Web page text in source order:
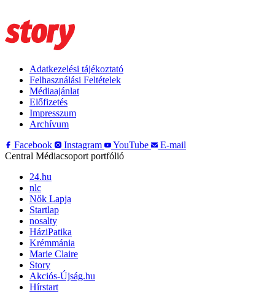
Adatkezelési tájékoztató
Felhasználási Feltételek
Médiaajánlat
Előfizetés
Impresszum
Archívum
Facebook
Instagram YouTube
E-mail
Central Médiacsoport portfólió
24.hu
nlc
Nők Lapja
Startlap
nosalty
HáziPatika
Krémmánia
Marie Claire
Story
Akciós-Újság.hu
Hírstart